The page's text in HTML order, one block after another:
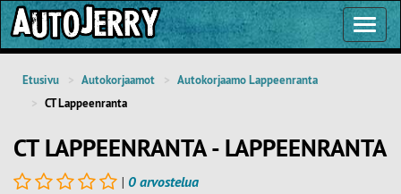
Etusivu Autokorjaamot
Autokorjaamo Lappeenranta
CT Lappeenranta
CT LAPPEENRANTA - LAPPEENRANTA
| 0 arvostelua